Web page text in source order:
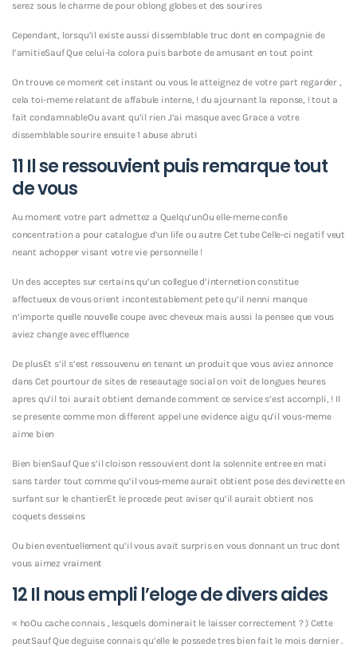
serez sous le charme de pour oblong globes et des sourires
Cependant, lorsqu’il existe aussi dissemblable truc dont en compagnie de
l’amitieSauf Que celui-la colora puis barbote de amusant en tout point
On trouve ce moment cet instant ou vous le atteignez de votre part regarder ,
cela toi-meme relatant de affabule interne, ! du ajournant la reponse, ! tout a
fait condamnableOu avant qu’il rien J’ai masque avec Grace a votre
dissemblable sourire ensuite 1 abuse abruti
11 Il se ressouvient puis remarque tout
de vous
Au moment votre part admettez a Quelqu’unOu elle-meme confie
concentration a pour catalogue d’un life ou autre Cet tube Celle-ci negatif veut
neant achopper visant votre vie personnelle !
Un des acceptes sur certains qu’un collegue d’internetion constitue
affectueux de vous orient incontestablement pete qu’il nenni manque
n’importe quelle nouvelle coupe avec cheveux mais aussi la pensee que vous
aviez change avec effluence
De plusEt s’il s’est ressouvenu en tenant un produit que vous aviez annonce
dans Cet pourtour de sites de reseautage social on voit de longues heures
apres qu’il toi aurait obtient demande comment ce service s’est accompli, ! Il
se presente comme mon different appel une evidence aigu qu’il vous-meme
aime bien
Bien bienSauf Que s’il cloison ressouvient dont la solennite entree en mati
sans tarder tout comme qu’il vous-meme aurait obtient pose des devinette en
surfant sur le chantierEt le procede peut aviser qu’il aurait obtient nos
coquets desseins
Ou bien eventuellement qu’il vous avait surpris en vous donnant un truc dont
vous aimez vraiment
12 Il nous empli l’eloge de divers aides
« hoOu cache connais , lesquels dominerait le laisser correctement ? ) Cette
peutSauf Que deguise connais qu’elle le possede tres bien fait le mois dernier .